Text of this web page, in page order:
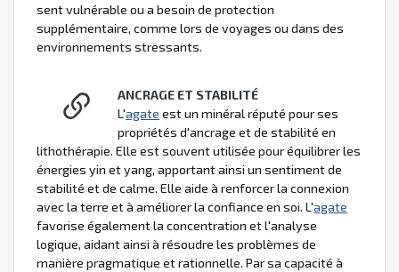
sent vulnérable ou a besoin de protection
supplémentaire, comme lors de voyages ou dans des
environnements stressants.
ANCRAGE ET STABILITÉ
L'agate est un minéral réputé pour ses
propriétés d'ancrage et de stabilité en
lithothérapie. Elle est souvent utilisée pour équilibrer les
énergies yin et yang, apportant ainsi un sentiment de
stabilité et de calme. Elle aide à renforcer la connexion
avec la terre et à améliorer la confiance en soi. L'agate
favorise également la concentration et l'analyse
logique, aidant ainsi à résoudre les problèmes de
manière pragmatique et rationnelle. Par sa capacité à